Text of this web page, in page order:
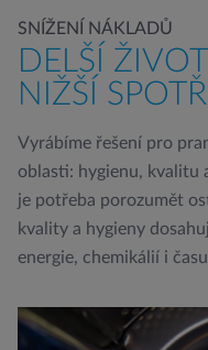
SNÍŽENÍ NÁKLADŮ
DELŠÍ
NIŽŠÍ
Vyrábíme řešení pro
oblasti: hygienu, kvalitu
je potřeba porozumět
kvality a hygieny
energie, chemikálií i